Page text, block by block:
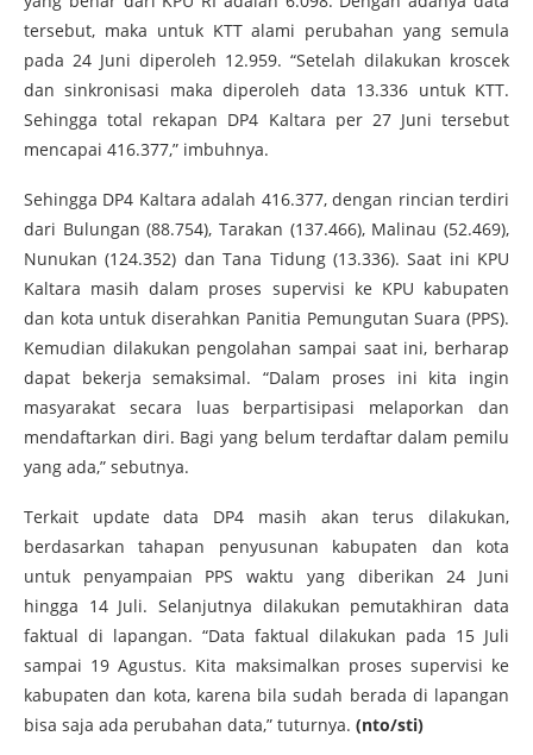
tersebut, maka untuk KTT alami perubahan yang semula
pada 24 Juni diperoleh 12.959. “Setelah dilakukan kroscek
dan sinkronisasi maka diperoleh data 13.336 untuk KTT.
Sehingga total rekapan DP4 Kaltara per 27 Juni tersebut
mencapai 416.377,” imbuhnya.
Sehingga DP4 Kaltara adalah 416.377, dengan rincian terdiri
dari Bulungan (88.754), Tarakan (137.466), Malinau (52.469),
Nunukan (124.352) dan Tana Tidung (13.336). Saat ini KPU
Kaltara masih dalam proses supervisi ke KPU kabupaten
dan kota untuk diserahkan Panitia Pemungutan Suara (PPS).
Kemudian dilakukan pengolahan sampai saat ini, berharap
dapat bekerja semaksimal. “Dalam proses ini kita ingin
masyarakat secara luas berpartisipasi melaporkan dan
mendaftarkan diri. Bagi yang belum terdaftar dalam pemilu
yang ada,” sebutnya.
Terkait update data DP4 masih akan terus dilakukan,
berdasarkan tahapan penyusunan kabupaten dan kota
untuk penyampaian PPS waktu yang diberikan 24 Juni
hingga 14 Juli. Selanjutnya dilakukan pemutakhiran data
faktual di lapangan. “Data faktual dilakukan pada 15 Juli
sampai 19 Agustus. Kita maksimalkan proses supervisi ke
kabupaten dan kota, karena bila sudah berada di lapangan
bisa saja ada perubahan data,” tuturnya. (nto/sti)